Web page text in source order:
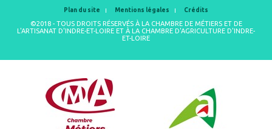
Plan du site Mentions légales Crédits
©2018 - TOUS DROITS RÉSERVÉS À LA CHAMBRE DE MÉTIERS ET DE
L'ARTISANAT D'INDRE-ET-LOIRE ET À LA CHAMBRE D'AGRICULTURE D'INDRE-
ET-LOIRE